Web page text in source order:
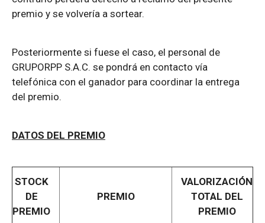
premio y se volvería a sortear.
Posteriormente si fuese el caso, el personal de
GRUPORPP S.A.C. se pondrá en contacto vía
telefónica con el ganador para coordinar la entrega
del premio.
DATOS DEL PREMIO
STOCK
DE
PREMIO
PREMIO
VALORIZACIÓN
TOTAL DEL
PREMIO